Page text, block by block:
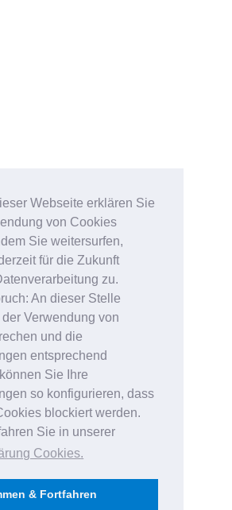
Webseite erklären Sie
von Cookies
Sie weitersurfen,
für die Zukunft
zu.
An dieser Stelle
Verwendung von
und die
entsprechend
Sie Ihre
so konfigurieren, dass
blockiert werden.
Sie in unserer
Cookies.
& Fortfahren